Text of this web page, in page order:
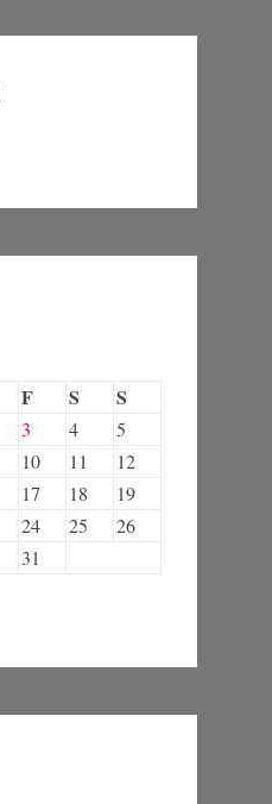
F S S
3 4
5
10 11
12
17 18
19
24 25
26
31